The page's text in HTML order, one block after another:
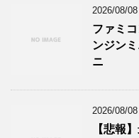
2026/08/08
ファミ
ンジン
ニ
2026/08/08
【悲報